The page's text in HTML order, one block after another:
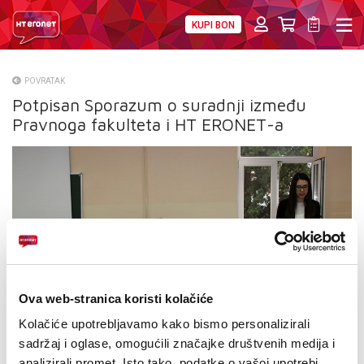
Ova web-stranica koristi kolačiće
Kolačiće upotrebljavamo kako bismo personalizirali
sadržaj i oglase, omogućili značajke društvenih medija i
KUPI BON
O NAMA
NATJEČAJI
VELEPRODAJA
MOJ PROFIL
E-RAČUN
POVRATAK
Potpisan Sporazum o suradnji između
Pravnoga fakulteta i HT ERONET-a